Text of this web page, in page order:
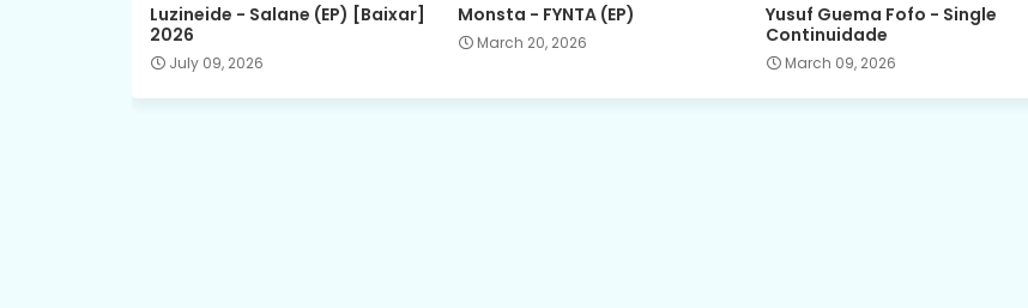
Luzineide - Salane (EP) [Baixar]
2026
July 09, 2026
Monsta - FYNTA (EP)
March 20, 2026
Yusuf Guema Fofo - Single
Continuidade
March 09, 2026